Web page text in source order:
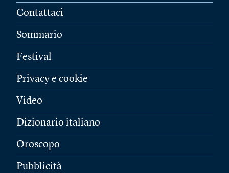
Contattaci
Sommario
Festival
Privacy e cookie
Video
Dizionario italiano
Oroscopo
Pubblicità